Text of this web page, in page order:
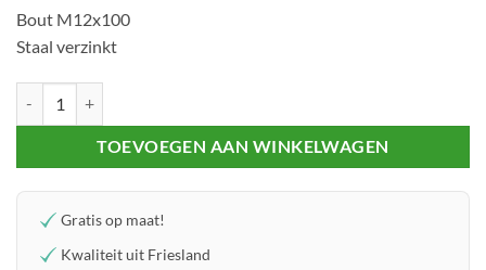
Bout M12x100
Staal verzinkt
TOEVOEGEN AAN WINKELWAGEN
Gratis op maat!
Kwaliteit uit Friesland